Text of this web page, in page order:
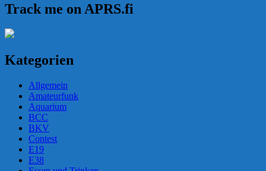
Track me on APRS.fi
Kategorien
Allgemein
Amateurfunk
Aquarium
BCC
BKV
Contest
E19
E38